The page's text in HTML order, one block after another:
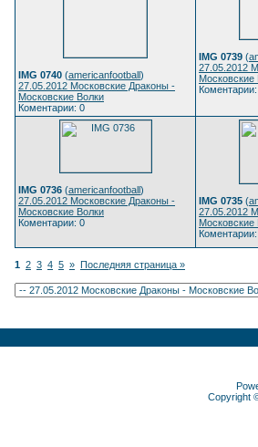
IMG 0740 (americanfootball)
27.05.2012 Московские Драконы -
Московские Волки
Коментарии: 0
IMG 0739 (
27.05.2012
Московские
IMG 0736 (americanfootball)
27.05.2012 Московские Драконы -
Московские Волки
Коментарии: 0
IMG 0735 (
27.05.2012
Московские
1 2 3 4 5 » Последняя страница »
Copyright